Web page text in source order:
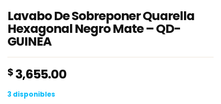
Lavabo De Sobreponer Quarella
Hexagonal Negro Mate – QD-
GUINEA
$3,655.00
3 disponibles